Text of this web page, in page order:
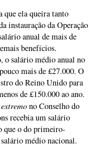
que ela queira tanto
instauração da Operação
anual de mais de
benefícios.
o salário médio anual no
mais de £27.000. O
do Reino Unido para
de £150.000 ao ano.
no Conselho do
recebia um salário
que o do primeiro-
médio nacional.